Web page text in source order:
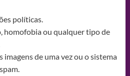
políticas.
homofobia ou qualquer tipo de
imagens de uma vez ou o sistema